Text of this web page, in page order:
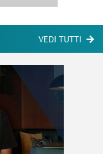
VEDI TUTTI